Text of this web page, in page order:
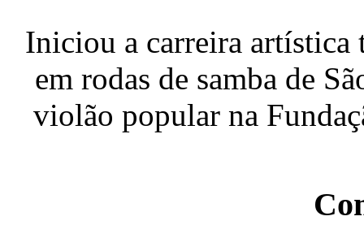
Iniciou a carreira artística
em rodas de samba de
violão popular na